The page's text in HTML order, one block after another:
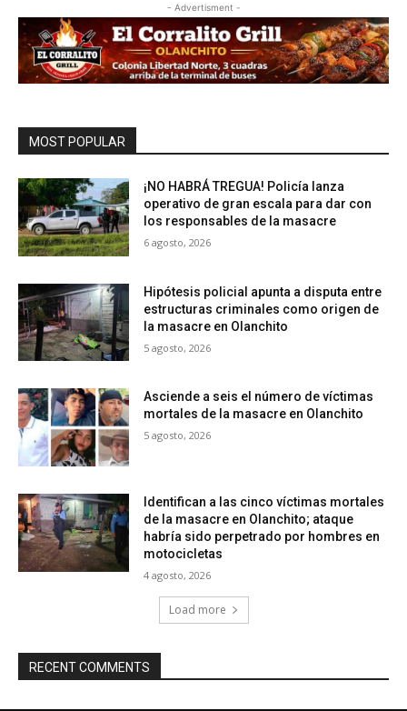
- Advertisment -
MOST POPULAR
¡NO HABRÁ TREGUA! Policía lanza
operativo de gran escala para dar con
los responsables de la masacre
6 agosto, 2026
Hipótesis policial apunta a disputa entre
estructuras criminales como origen de
la masacre en Olanchito
5 agosto, 2026
Asciende a seis el número de víctimas
mortales de la masacre en Olanchito
5 agosto, 2026
Identifican a las cinco víctimas mortales
de la masacre en Olanchito; ataque
habría sido perpetrado por hombres en
motocicletas
4 agosto, 2026
Load more
RECENT COMMENTS